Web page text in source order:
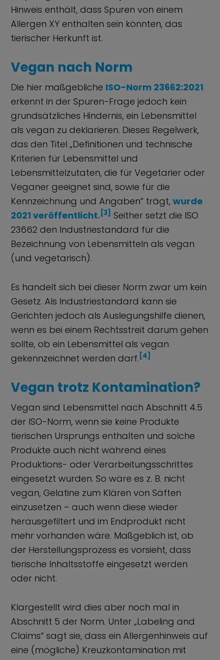
Hinweis enthält, dass Spuren von einem
Allergen XY enthalten sein könnten, das
tierischer Herkunft ist.
Vegan nach Norm
Die hier maßgebliche ISO-Norm 23662:2021
erkennt in der Spuren-Frage jedoch kein
grundsätzliches Hindernis, ein Lebensmittel
als vegan zu deklarieren. Dieses Regelwerk,
das den Titel „Definitionen und technische
Kriterien für Lebensmittel und
Lebensmittelzutaten, die für Vegetarier oder
Veganer geeignet sind, sowie für die
Kennzeichnung und Angaben“ trägt,wurde
2021 veröffentlicht. [3] Seither setzt die ISO
23662 den Industriestandard für die
Bezeichnung von Lebensmitteln als vegan
(und vegetarisch).
Es handelt sich bei dieser Norm zwar um kein
Gesetz. Als Industriestandard kann sie
Gerichten jedoch als Auslegungshilfe dienen,
wenn es bei einem Rechtsstreit darum gehen
sollte, ob ein Lebensmittel als vegan
gekennzeichnet werden darf. [4]
Vegan trotz Kontamination?
Vegan sind Lebensmittel nach Abschnitt 4.5
der ISO-Norm, wenn sie keine Produkte
tierischen Ursprungs enthalten und solche
Produkte auch nicht während eines
Produktions- oder Verarbeitungsschrittes
eingesetzt wurden. So wäre es z. B. nicht
vegan, Gelatine zum Klären von Säften
einzusetzen – auch wenn diese wieder
herausgefiltert und im Endprodukt nicht
mehr vorhanden wäre. Maßgeblich ist, ob
der Herstellungsprozess es vorsieht, dass
tierische Inhaltsstoffe eingesetzt werden
oder nicht.
Klargestellt wird dies aber noch mal in
Abschnitt 5 der Norm. Unter „Labeling and
Claims“ sagt sie, dass ein Allergenhinweis auf
eine (mögliche) Kreuzkontamination mit